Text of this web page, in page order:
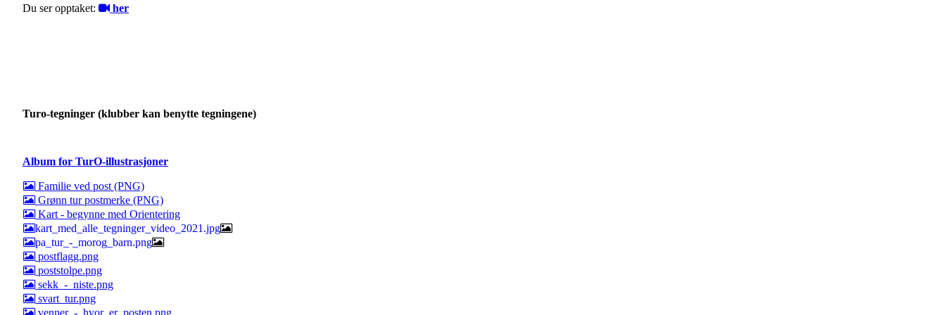
Du ser opptaket:
her
Turo-tegninger (klubber kan benytte tegningene)
Album for TurO-illustrasjoner
Familie ved post (PNG)
Grønn tur postmerke (PNG)
Kart - begynne med Orientering
kart_med_alle_tegninger_video_2021.jpg
pa_tur_-_morog_barn.png
postflagg.png
poststolpe.png
sekk_-_niste.png
svart_tur.png
venner_-_hvor_er_posten.png